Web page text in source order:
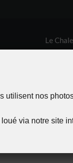
Le
utilisent nos
via notre site